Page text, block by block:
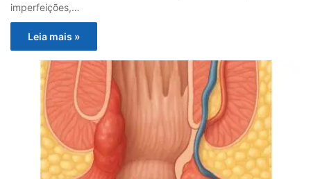
imperfeições,…
Leia mais »